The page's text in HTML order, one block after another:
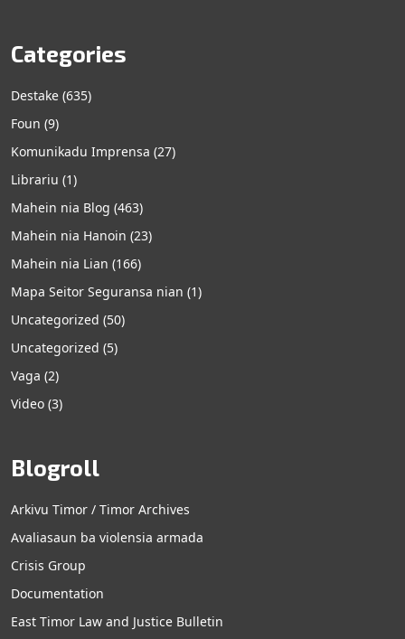
Categories
Destake (635)
Foun (9)
Komunikadu Imprensa (27)
Librariu (1)
Mahein nia Blog (463)
Mahein nia Hanoin (23)
Mahein nia Lian (166)
Mapa Seitor Seguransa nian (1)
Uncategorized (50)
Uncategorized (5)
Vaga (2)
Video (3)
Blogroll
Arkivu Timor / Timor Archives
Avaliasaun ba violensia armada
Crisis Group
Documentation
East Timor Law and Justice Bulletin